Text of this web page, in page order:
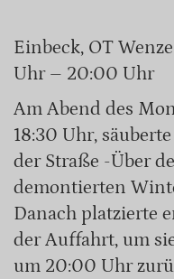
Einbeck, OT
Uhr – 20:00 Uhr
Am Abend des
18:30 Uhr,
der Straße -Über
demontierten
Danach platzierte
der Auffahrt, um
um 20:00 Uhr